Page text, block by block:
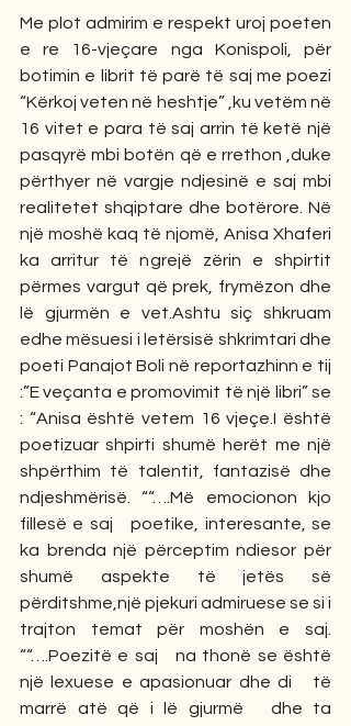
Me plot admirim e respekt uroj poeten
e re 16-vjeçare nga Konispoli, për
botimin e librit të parë të saj me poezi
“Kërkoj veten në heshtje” ,ku vetëm në
16 vitet e para të saj arrin të ketë një
pasqyrë mbi botën që e rrethon ,duke
përthyer në vargje ndjesinë e saj mbi
realitetet shqiptare dhe botërore. Në
një moshë kaq të njomë, Anisa Xhaferi
ka arritur të ngrejë zërin e shpirtit
përmes vargut që prek, frymëzon dhe
lë gjurmën e vet.Ashtu siç shkruam
edhe mësuesi i letërsisë shkrimtari dhe
poeti Panajot Boli në reportazhinn e tij
:”E veçanta e promovimit të një libri” se
: “Anisa është vetem 16 vjeçe.I është
poetizuar shpirti shumë herët me një
shpërthim të talentit, fantazisë dhe
ndjeshmërisë. ““….Më emocionon kjo
fillesë e saj    poetike, interesante, se
ka brenda një përceptim ndiesor për
shumë aspekte të jetës së
përditshme,një pjekuri admiruese se si i
trajton temat për moshën e saj.
““….Poezitë e saj    na thonë se është
një lexuese e apasionuar dhe di    të
marrë atë që i lë gjurmë    dhe ta